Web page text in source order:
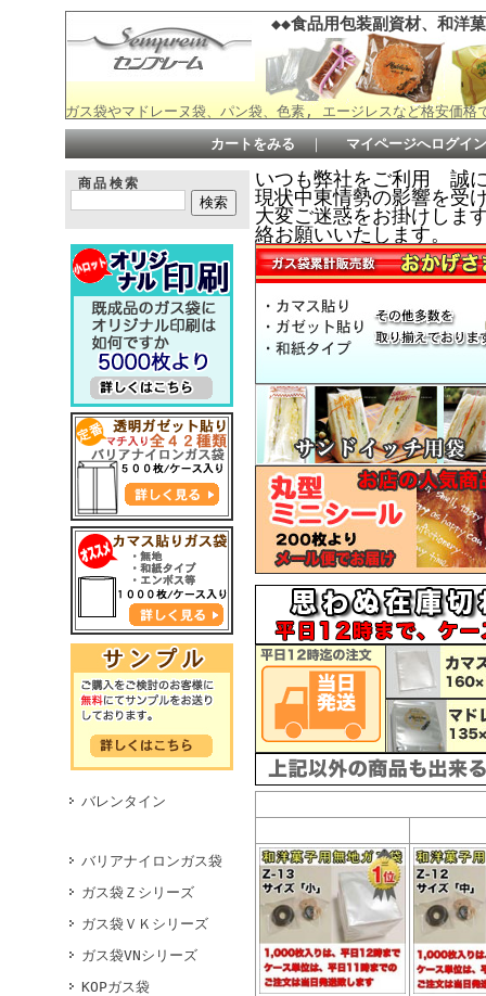
◆◆食品用包装副資材、和洋
ガス袋やマドレーヌ袋、パン袋、色素, エージレスなど格安価格
カートをみる ｜ マイページへログイン
商品検索
バレンタイン
バリアナイロンガス袋
ガス袋Ｚシリーズ
ガス袋ＶＫシリーズ
ガス袋VNシリーズ
KOPガス袋
いつも弊社をご利用 誠
現状中東情勢の影響を受
大変ご迷惑をお掛けし
絡お願いいたします。